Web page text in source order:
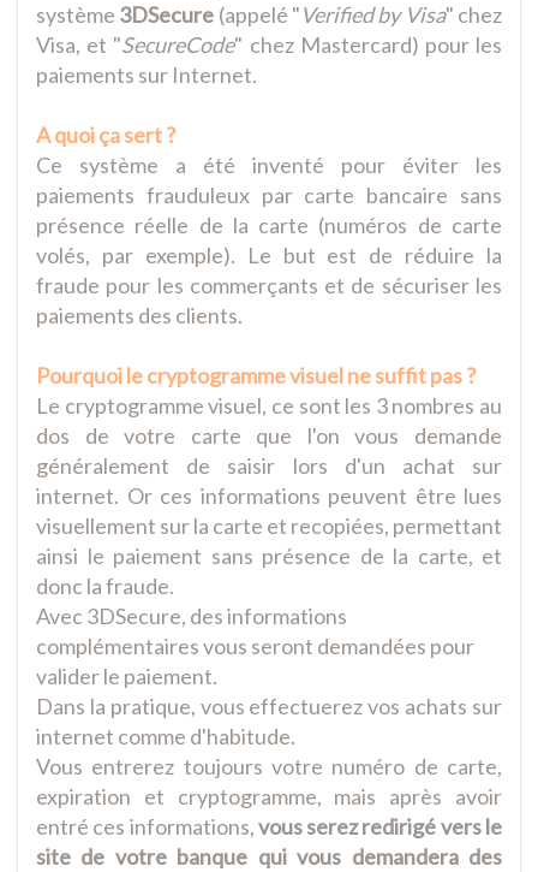
système 3DSecure (appelé "Verified by Visa" chez
Visa, et "SecureCode" chez Mastercard) pour les
paiements sur Internet.
A quoi ça sert ?
Ce système a été inventé pour éviter les
paiements frauduleux par carte bancaire sans
présence réelle de la carte (numéros de carte
volés, par exemple). Le but est de réduire la
fraude pour les commerçants et de sécuriser les
paiements des clients.
Pourquoi le cryptogramme visuel ne suffit pas ?
Le cryptogramme visuel, ce sont les 3 nombres au
dos de votre carte que l'on vous demande
généralement de saisir lors d'un achat sur
internet. Or ces informations peuvent être lues
visuellement sur la carte et recopiées, permettant
ainsi le paiement sans présence de la carte, et
donc la fraude.
Avec 3DSecure, des informations
complémentaires vous seront demandées pour
valider le paiement.
Dans la pratique, vous effectuerez vos achats sur
internet comme d'habitude.
Vous entrerez toujours votre numéro de carte,
expiration et cryptogramme, mais après avoir
entré ces informations,vous serez redirigé vers le
site de votre banque qui vous demandera des